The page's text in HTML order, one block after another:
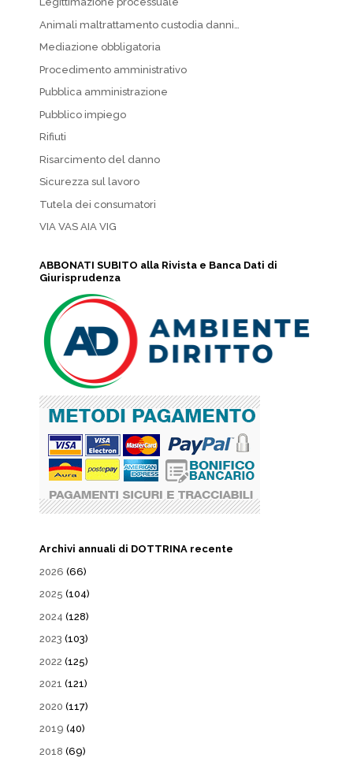
Animali maltrattamento custodia danni…
Mediazione obbligatoria
Procedimento amministrativo
Pubblica amministrazione
Pubblico impiego
Rifiuti
Risarcimento del danno
Sicurezza sul lavoro
Tutela dei consumatori
VIA VAS AIA VIG
ABBONATI SUBITO alla Rivista e Banca Dati di
Giurisprudenza
Archivi annuali di DOTTRINA recente
2026 (66)
2025 (104)
2024 (128)
2023 (103)
2022 (125)
2021 (121)
2020 (117)
2019 (40)
2018 (69)